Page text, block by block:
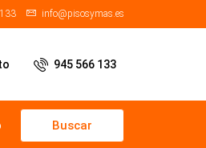
info@pisosymas.es
945 566 133
Buscar